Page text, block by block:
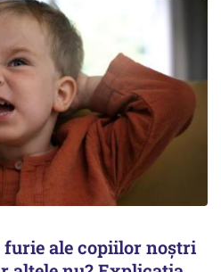
furie ale copiilor noștri